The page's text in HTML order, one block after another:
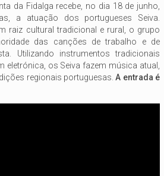
da Fidalga recebe, no dia 18 de junho,
a atuação dos portugueses Seiva.
raiz cultural tradicional e rural, o grupo
das canções de trabalho e de
Utilizando instrumentos tradicionais
eletrónica, os Seiva fazem música atual,
regionais portuguesas.A entrada é